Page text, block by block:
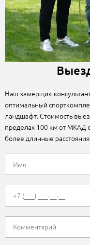
Наш замерщик-
оптимальный
ландшафт. Стоимость
пределах 100 км от МКАД
более длинные